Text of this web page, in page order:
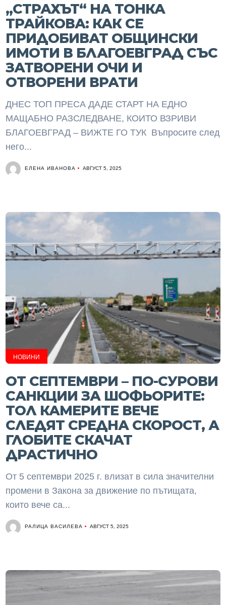
„СТРАХЪТ“ НА ТОНКА
ТРАЙКОВА: КАК СЕ
ПРИДОБИВАТ ОБЩИНСКИ
ИМОТИ В БЛАГОЕВГРАД СЪС
ЗАТВОРЕНИ ОЧИ И
ОТВОРЕНИ ВРАТИ
ДНЕС ТОП ПРЕСА ДАДЕ СТАРТ НА ЕДНО
МАЩАБНО РАЗСЛЕДВАНЕ, КОИТО ВЗРИВИ
БЛАГОЕВГРАД – ВИЖТЕ ГО ТУК Въпросите след
него...
ЕЛЕНА ИВАНОВА АВГУСТ 5, 2025
НОВИНИ
ОТ СЕПТЕМВРИ – ПО-СУРОВИ
САНКЦИИ ЗА ШОФЬОРИТЕ:
ТОЛ КАМЕРИТЕ ВЕЧЕ
СЛЕДЯТ СРЕДНА СКОРОСТ, А
ГЛОБИТЕ СКАЧАТ
ДРАСТИЧНО
От 5 септември 2025 г. влизат в сила значителни
промени в Закона за движение по пътищата,
които вече са...
РАЛИЦА ВАСИЛЕВА АВГУСТ 5, 2025